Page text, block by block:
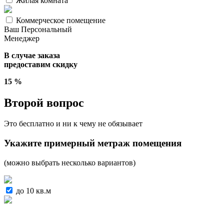
Коммерческое помещение
Ваш Персональный
Менеджер
В случае заказа
предоставим скидку
15 %
Второй вопрос
Это бесплатно и ни к чему не обязывает
Укажите примерный метраж помещения
(можно выбрать несколько вариантов)
до 10 кв.м